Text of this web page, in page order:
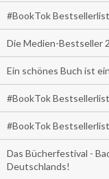
#BookTok
Die Medien-Bestseller
Ein schönes Buch ist
#BookTok
#BookTok
Das Bücherfestival -
Deutschlands!